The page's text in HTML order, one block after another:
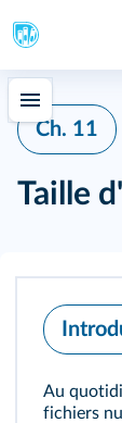
Ch. 11
Taille
Au
fichiers